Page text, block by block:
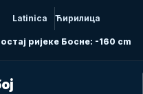
Latinica Ћирилица
ријеке Босне: -160 cm